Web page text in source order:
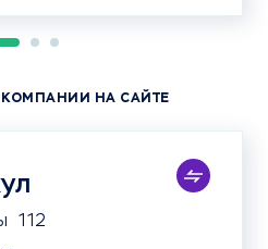
НА САЙТЕ
112